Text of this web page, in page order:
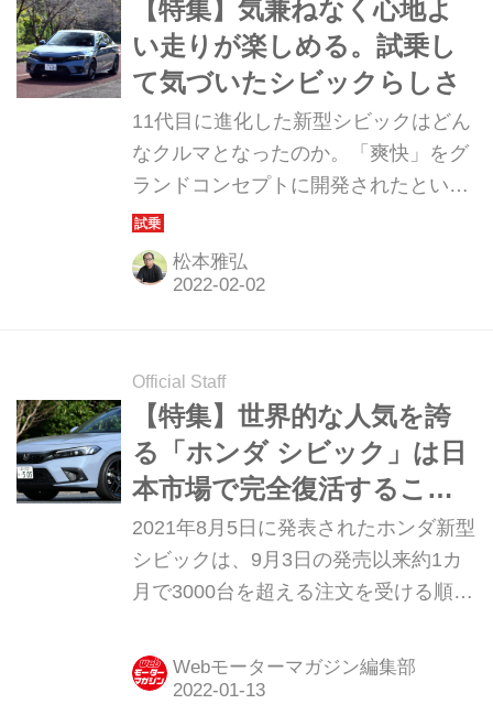
【特集】気兼ねなく心地よ
い走りが楽しめる。試乗し
て気づいたシビックらしさ
11代目に進化した新型シビックはどん
なクルマとなったのか。「爽快」をグ
ランドコンセプトに開発されたという
が、それはどのように実現されている
のか。これまでの考察をふまえ、あら
ためて試乗を行ってみた。
松本雅弘
Official Staff
【特集】世界的な人気を誇
る「ホンダ シビック」は日
本市場で完全復活すること
ができるのか
2021年8月5日に発表されたホンダ新型
シビックは、9月3日の発売以来約1カ
月で3000台を超える注文を受ける順調
数は1000台）。1972年に登場した初
代シビックは合理的なFFコンパクトハ
Webモーターマガジン編集部